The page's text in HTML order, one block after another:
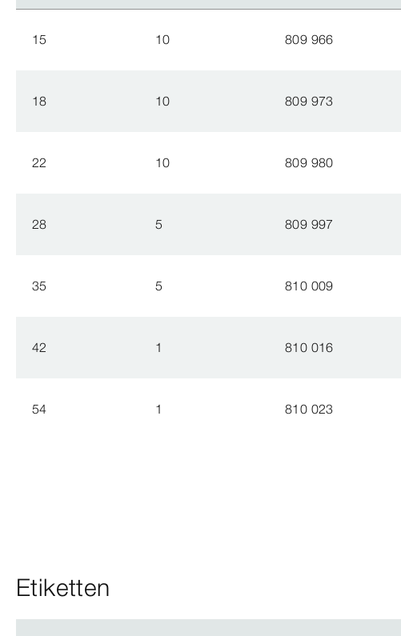
15 10 809 966
18 10 809 973
22 10 809 980
28 5 809 997
35 5 810 009
42 1 810 016
54 1 810 023
Etiketten